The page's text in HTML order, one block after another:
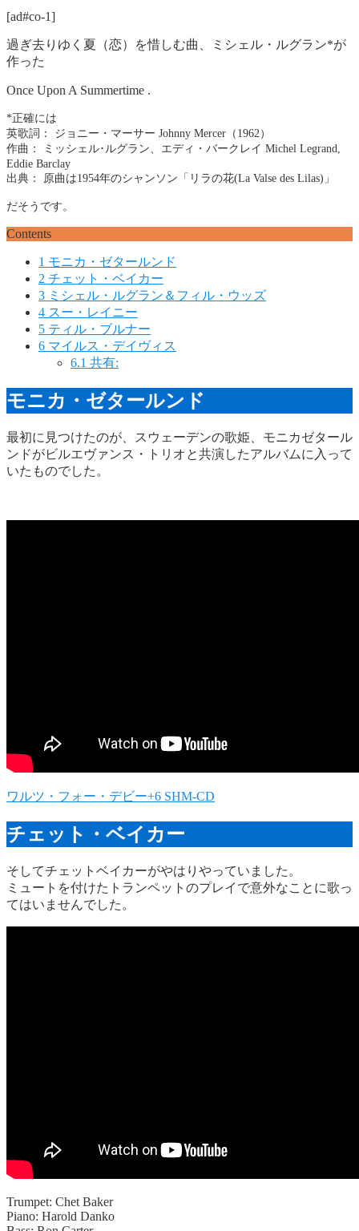
[ad#co-1]
過ぎ去りゆく夏（恋）を惜しむ曲、ミシェル・ルグラン*が
作った
Once Upon A Summertime .
*正確には
英歌詞： ジョニー・マーサー Johnny Mercer（1962）
作曲： ミッシェル･ルグラン、エディ・バークレイ Michel Legrand,
Eddie Barclay
出典： 原曲は1954年のシャンソン「リラの花(La Valse des Lilas)」
だそうです。
Contents
1 モニカ・ゼタールンド
2 チェット・ベイカー
3 ミシェル・ルグラン＆フィル・ウッズ
4 スー・レイニー
5 ティル・ブルナー
6 マイルス・デイヴィス
6.1 共有:
モニカ・ゼタールンド
最初に見つけたのが、スウェーデンの歌姫、モニカゼタール
ンドがビルエヴァンス・トリオと共演したアルバムに入って
いたものでした。
ワルツ・フォー・デビー+6 SHM-CD
チェット・ベイカー
そしてチェットベイカーがやはりやっていました。
ミュートを付けたトランペットのプレイで意外なことに歌っ
てはいませんでした。
Trumpet: Chet Baker
Piano: Harold Danko